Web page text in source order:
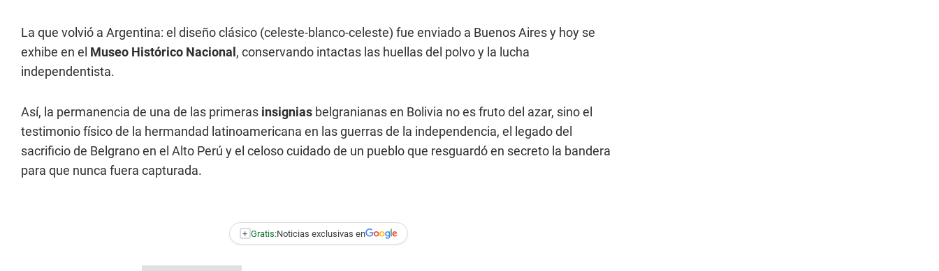
La que volvió a Argentina: el diseño clásico (celeste-blanco-celeste) fue enviado a Buenos Aires y hoy se
exhibe en el Museo Histórico Nacional , conservando intactas las huellas del polvo y la lucha
independentista.
Así, la permanencia de una de las primeras insignias belgranianas en Bolivia no es fruto del azar, sino el
testimonio físico de la hermandad latinoamericana en las guerras de la independencia, el legado del
sacrificio de Belgrano en el Alto Perú y el celoso cuidado de un pueblo que resguardó en secreto la bandera
para que nunca fuera capturada.
+ Gratis:Noticias exclusivas en